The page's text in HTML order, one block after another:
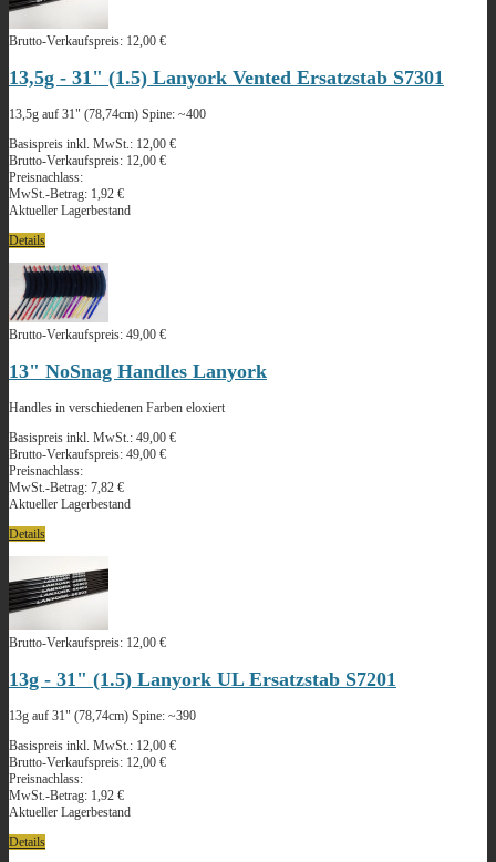
Brutto-Verkaufspreis: 12,00 €
13,5g - 31" (1.5) Lanyork Vented Ersatzstab S7301
13,5g auf 31" (78,74cm) Spine: ~400
Basispreis inkl. MwSt.: 12,00 €
Brutto-Verkaufspreis: 12,00 €
Preisnachlass:
MwSt.-Betrag: 1,92 €
Aktueller Lagerbestand
Details
Brutto-Verkaufspreis: 49,00 €
13" NoSnag Handles Lanyork
Handles in verschiedenen Farben eloxiert
Basispreis inkl. MwSt.: 49,00 €
Brutto-Verkaufspreis: 49,00 €
Preisnachlass:
MwSt.-Betrag: 7,82 €
Aktueller Lagerbestand
Details
Brutto-Verkaufspreis: 12,00 €
13g - 31" (1.5) Lanyork UL Ersatzstab S7201
13g auf 31" (78,74cm) Spine: ~390
Basispreis inkl. MwSt.: 12,00 €
Brutto-Verkaufspreis: 12,00 €
Preisnachlass:
MwSt.-Betrag: 1,92 €
Aktueller Lagerbestand
Details